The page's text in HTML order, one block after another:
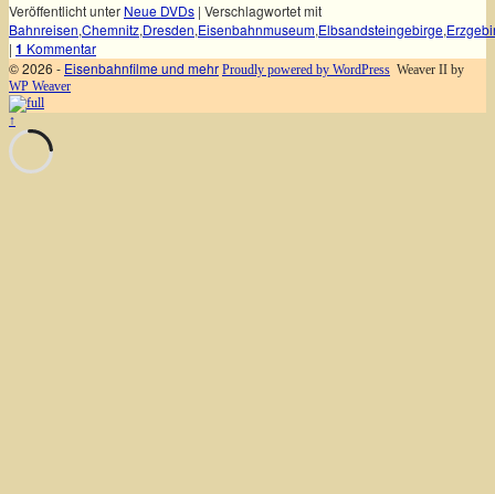
Veröffentlicht unter Neue DVDs | Verschlagwortet mit
Bahnreisen,Chemnitz,Dresden,Eisenbahnmuseum,Elbsandsteingebirge,
| 1 Kommentar
© 2026 - Eisenbahnfilme und mehr Proudly powered by WordPress Weaver II by
WP Weaver
↑